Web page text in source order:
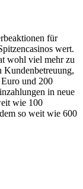
für
wert.
wohl viel mehr zu
Kundenbetreuung,
und 200
in neue
wie 100
so weit wie 600